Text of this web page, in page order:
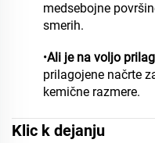
medsebojne
smerih.
•Ali je na voljo
prilagojene načrte
kemične razmere.
Klic k dejanju